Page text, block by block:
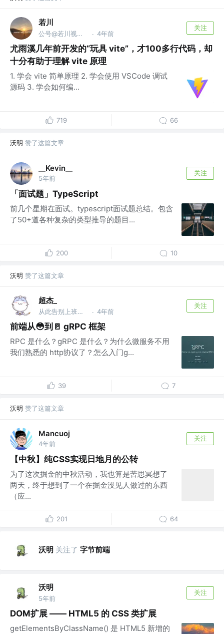
若川
公号@若川视野，源码共读！@vx ruochuan02 参与 · 4年前
关注
尤雨溪几年前开发的“玩具 vite”，才100多行代码，却
十分有助于理解 vite 原理
1. 学会 vite 简单原理 2. 学会使用 VSCode 调试
源码 3. 学会如何编...
719 66
沃明 赞了这篇文章
__Kevin__
5年前
关注
「面试题」TypeScript
前几个星期在面试。typescript面试题总结。包含
了50+道各种复杂的类型推导的题目...
200 10
沃明 赞了这篇文章
超杰_
从此告别上班，开始新的人生 · 4年前
关注
前端从😳到🚪 gRPC 框架
RPC 是什么？gRPC 是什么？为什么微服务不用
我们熟悉的 http协议了？怎么入门g...
39 7
沃明 赞了这篇文章
Mancuoj
4年前
关注
【中秋】纯CSS实现日地月的公转
为了这次掘金的中秋活动，我也算是苦思冥想了
两天，终于想到了一个在掘金没见人做过的东西
（应...
201 64
沃明 关注了 字节前端
沃明
5年前
关注
DOM扩展 —— HTML5 的 CSS 类扩展
getElementsByClassName() 是 HTML5 新增的